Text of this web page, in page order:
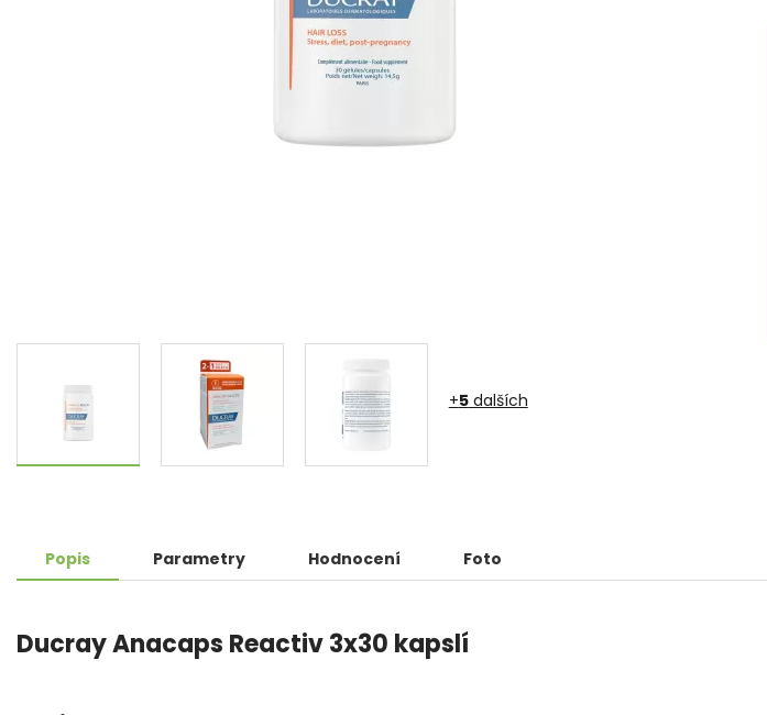
+5dalších
Popis Parametry Hodnocení Foto
Ducray Anacaps Reactiv 3x30 kapslí